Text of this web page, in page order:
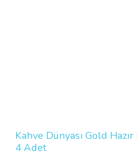
Kahve Dünyası Gold
4 Adet